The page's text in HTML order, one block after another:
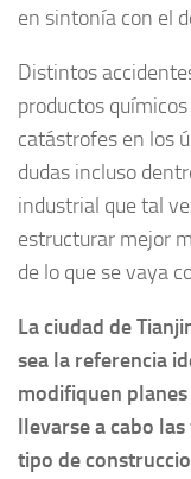
en sintonía con el
Distintos
productos
catástrofes en los
dudas incluso
industrial que tal
estructurar mejor
de lo que se vaya
La ciudad de
sea la referencia
modifiquen
llevarse a cabo
tipo de